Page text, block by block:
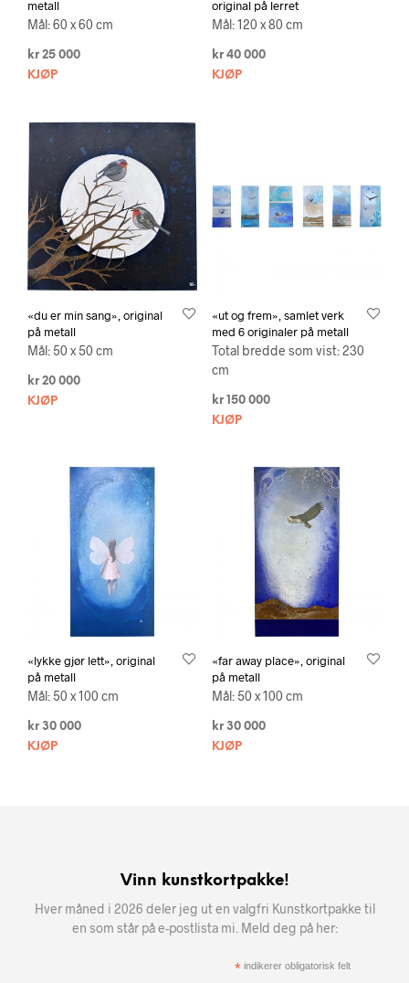
metall
Mål: 60 x 60 cm
kr 25 000
KJØP
original på lerret
Mål: 120 x 80 cm
kr40 000
KJØP
«du er min sang», original
på metall
Mål: 50 x 50 cm
kr 20 000
KJØP
«ut og frem», samlet verk
med 6 originaler på metall
Total bredde som vist: 230
cm
kr150 000
KJØP
«lykke gjør lett», original
på metall
Mål: 50 x 100 cm
kr 30 000
KJØP
«far away place», original
på metall
Mål: 50 x 100 cm
kr30 000
KJØP
Vinn kunstkortpakke!
Hver måned i 2026 deler jeg ut en valgfri Kunstkortpakke til
en som står på e-postlista mi. Meld deg på her:
* indikerer obligatorisk felt